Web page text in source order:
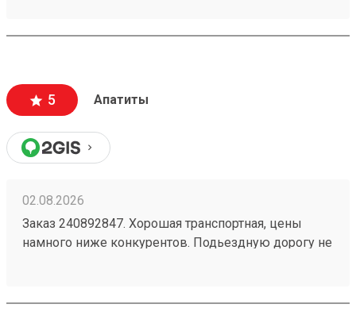
5 Апатиты
02.08.2026
Заказ 240892847. Хорошая транспортная, цены
намного ниже конкурентов. Подьездную дорогу не
подскажут как лучше упаковать. Заказы